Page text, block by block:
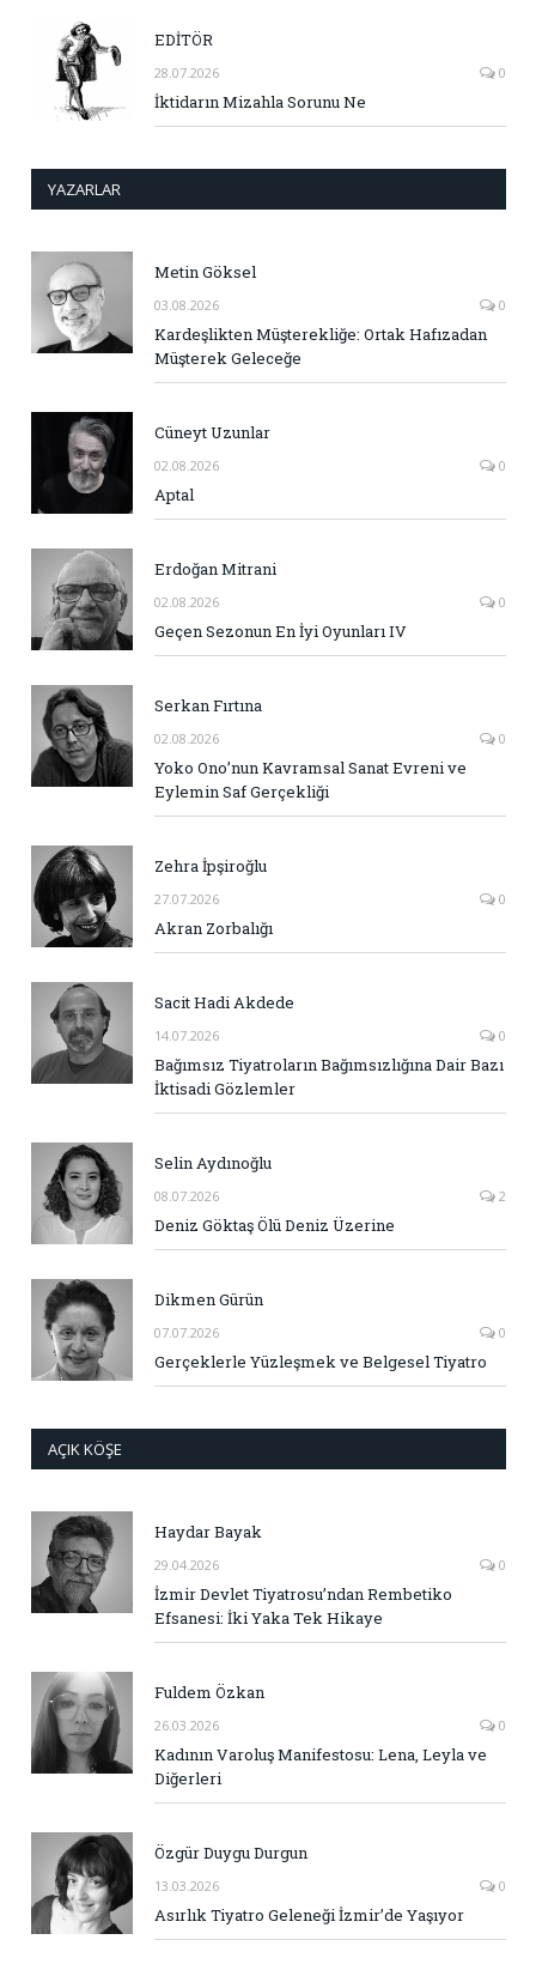
EDİTÖR
28.07.2026 0
İktidarın Mizahla Sorunu Ne
YAZARLAR
Metin Göksel
03.08.2026 0
Kardeşlikten Müşterekliğe: Ortak Hafızadan
Müşterek Geleceğe
Cüneyt Uzunlar
02.08.2026 0
Aptal
Erdoğan Mitrani
02.08.2026 0
Geçen Sezonun En İyi Oyunları IV
Serkan Fırtına
02.08.2026 0
Yoko Ono’nun Kavramsal Sanat Evreni ve
Eylemin Saf Gerçekliği
Zehra İpşiroğlu
27.07.2026 0
Akran Zorbalığı
Sacit Hadi Akdede
14.07.2026 0
Bağımsız Tiyatroların Bağımsızlığına Dair Bazı
İktisadi Gözlemler
Selin Aydınoğlu
08.07.2026 2
Deniz Göktaş Ölü Deniz Üzerine
Dikmen Gürün
07.07.2026 0
Gerçeklerle Yüzleşmek ve Belgesel Tiyatro
AÇIK KÖŞE
Haydar Bayak
29.04.2026 0
İzmir Devlet Tiyatrosu’ndan Rembetiko
Efsanesi: İki Yaka Tek Hikaye
Fuldem Özkan
26.03.2026 0
Kadının Varoluş Manifestosu: Lena, Leyla ve
Diğerleri
Özgür Duygu Durgun
13.03.2026 0
Asırlık Tiyatro Geleneği İzmir’de Yaşıyor